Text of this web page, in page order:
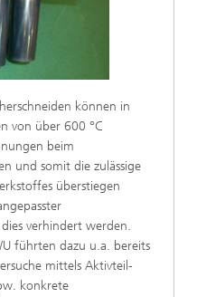
können in
von über 600 °C
beim
und somit die zulässige
überstiegen
verhindert werden.
führten dazu u.a. bereits
mittels Aktivteil-
konkrete